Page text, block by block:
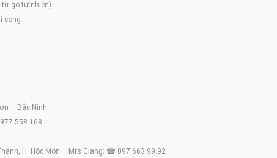
từ gỗ tự nhiên)
cong
– Bắc Ninh
H. Hóc Môn – Mrs Giang: ☎ 097.663.99.92